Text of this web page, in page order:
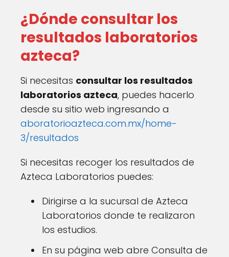
¿Dónde consultar los
resultados laboratorios
azteca?
Si necesitas consultar los resultados
laboratorios azteca, puedes hacerlo
desde su sitio web ingresando a
aboratorioazteca.com.mx/home-
3/resultados
Si necesitas recoger los resultados de
Azteca Laboratorios puedes:
Dirigirse a la sucursal de Azteca
Laboratorios donde te realizaron
los estudios.
En su página web abre Consulta de